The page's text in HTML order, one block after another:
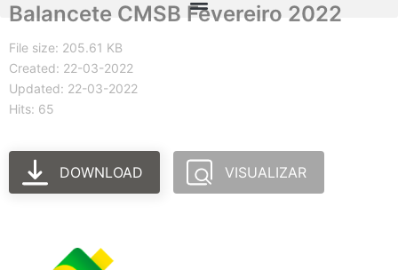
Balancete CMSB Fevereiro 2022
File size: 205.61 KB
Created: 22-03-2022
Updated: 22-03-2022
Hits: 65
DOWNLOAD VISUALIZAR